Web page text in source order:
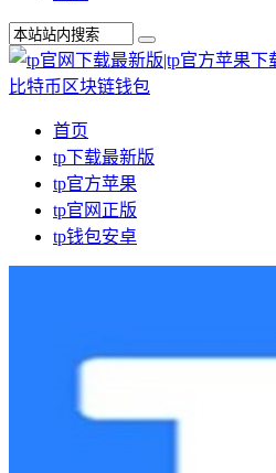
首页
tp下载最新版
tp官方苹果
tp官网正版
tp钱包安卓